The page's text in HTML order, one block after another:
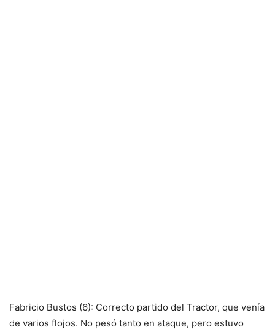
Fabricio Bustos (6): Correcto partido del Tractor, que venía
de varios flojos. No pesó tanto en ataque, pero estuvo